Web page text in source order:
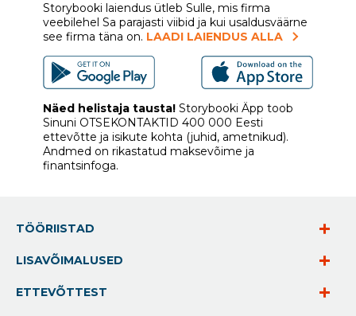
Storybooki laiendus ütleb Sulle, mis firma
veebilehel Sa parajasti viibid ja kui usaldusväärne
see firma täna on. LAADI LAIENDUS ALLA
Näed helistaja tausta! Storybooki Äpp toob
Sinuni OTSEKONTAKTID 400 000 Eesti
ettevõtte ja isikute kohta (juhid, ametnikud).
Andmed on rikastatud maksevõime ja
finantsinfoga.
TÖÖRIISTAD
LISAVÕIMALUSED
ETTEVÕTTEST